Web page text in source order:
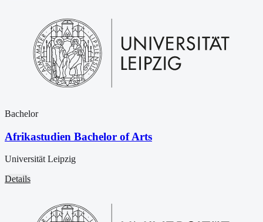
Bachelor
Afrikastudien Bachelor of Arts
Universität Leipzig
Details